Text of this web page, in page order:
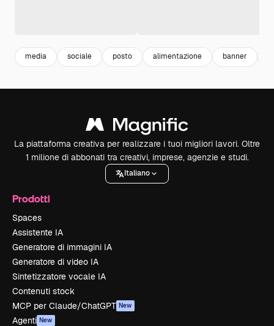
media sociale posto alimentazione banner
La piattaforma creativa per realizzare i tuoi migliori lavori. Oltre
1 milione di abbonati tra creativi, imprese, agenzie e studi.
Italiano
Prodotti
Spaces
Assistente IA
Generatore di immagini IA
Generatore di video IA
Sintetizzatore vocale IA
Contenuti stock
MCP per Claude/ChatGPT New
Agenti New